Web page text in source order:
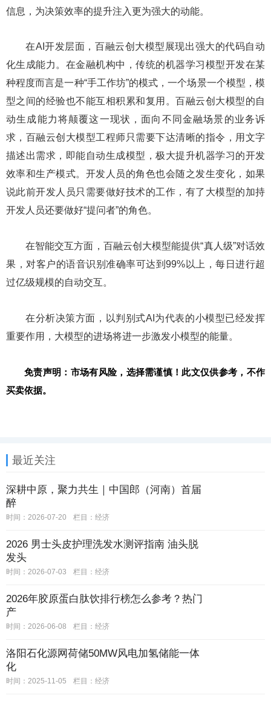
信息，为决策效率的提升注入更为强大的动能。
在AI开发层面，百融云创大模型展现出强大的代码自动
化生成能力。在金融机构中，传统的机器学习模型开发在某
种程度而言是一种“手工作坊”的模式，一个场景一个模型，模
型之间的经验也不能互相积累和复用。百融云创大模型的自
动生成能力将颠覆这一现状，面向不同 金融场景的业务诉
求，百融云创大模型工程师只需要下达清晰的指令，用文字
描述出需求，即能自动生成模型，极大提升机器学习的开发
效率和生产模式。开发人员的角色也会随之发生变化，如果
说此前开发人员只需要做好技术的工作，有了大模型的加持
开发人员还要做好“提问者”的角色。
在智能交互方面，百融云创大模型能提供“真人级”对话效
果，对客户的语音识别准确率可达到99%以上，每日进行超
过亿级规模的自动交互。
在分析决策方面，以判别式AI为代表的小模型已经发挥
重要作用，大模型的进场将进一步激发小模型的能量。
免责声明：市场有风险，选择需谨慎！此文仅供参考，不作
买卖依据。
最近关注
深耕中原，聚力共生｜中国郎（河南）首届
醉
时间：2026-07-20 栏目： 经济
2026 男士头皮护理洗发水测评指南 油头脱
发头
时间：2026-07-03 栏目： 经济
2026年胶原蛋白肽饮排行榜怎么参考？热门
产
时间：2026-06-08 栏目： 经济
​洛阳石化源网荷储50MW风电加氢储能一体
化
时间：2025-11-05 栏目： 经济